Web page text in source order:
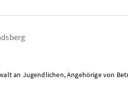
an Jugendlichen, Angehörige von